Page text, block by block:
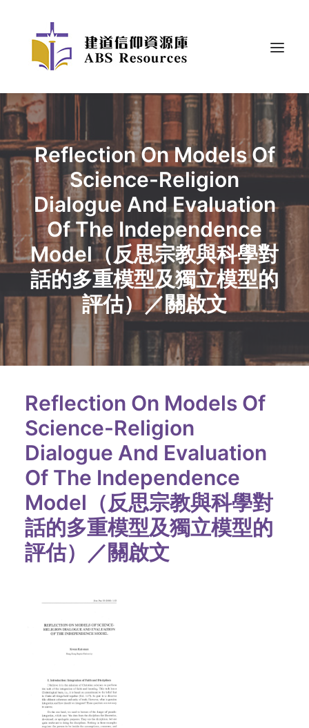
Reflection On Models Of
Science-Religion
Dialogue And Evaluation
Of The Independence
Model（反思宗教與科學對
話的多重模型及獨立模型的
評估）／關啟文
Reflection On Models Of
Science-Religion
Dialogue And Evaluation
Of The Independence
Model（反思宗教與科學對
話的多重模型及獨立模型的
評估）／關啟文